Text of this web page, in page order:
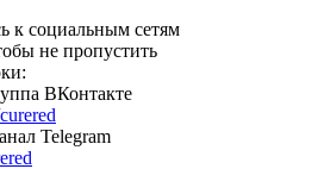
к социальным сетям
не пропустить
ВКонтакте
Telegram